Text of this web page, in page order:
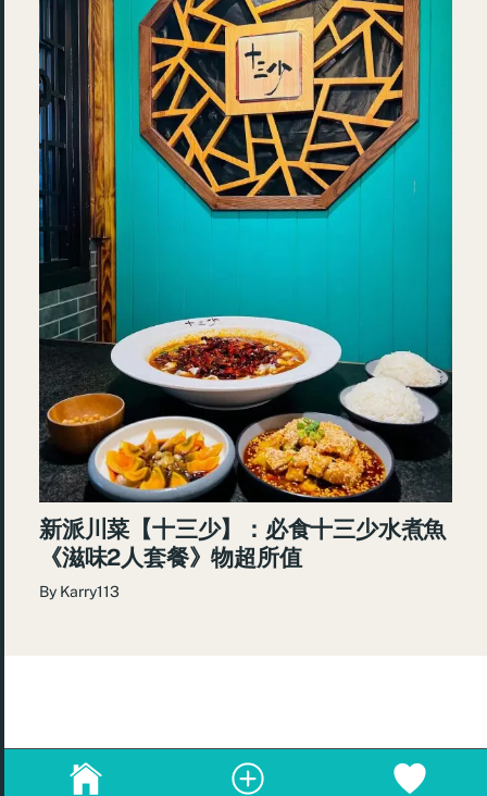
新派川菜【十三少】：必食十三少水煮魚
《滋味2人套餐》物超所值
By Karry113
© 2026 re:Beauté